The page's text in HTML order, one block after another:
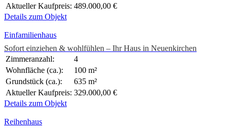
Aktueller Kaufpreis: 489.000,00 €
Details zum Objekt
Einfamilienhaus
Sofort einziehen & wohlfühlen – Ihr Haus in Neuenkirchen
Zimmeranzahl:
4
Wohnfläche (ca.):
100 m²
Grundstück (ca.):
635 m²
Aktueller Kaufpreis: 329.000,00 €
Details zum Objekt
Reihenhaus